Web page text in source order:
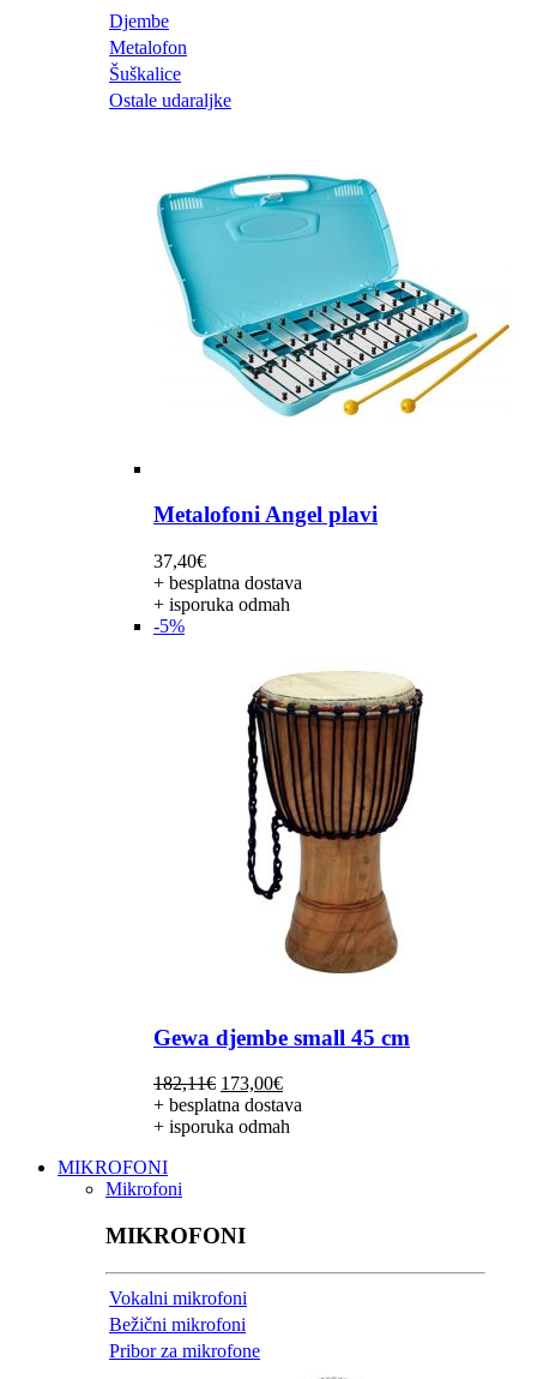
Djembe
Metalofon
Šuškalice
Ostale udaraljke
Metalofoni Angel plavi
37,40€
+ besplatna dostava
+ isporuka odmah
-5%
Gewa djembe small 45 cm
182,11€ Izvorna
cijena
bila
173,00€Trenutna
cijena
je:
+ besplatna dostava
+ isporuka odmah
MIKROFONI
Mikrofoni
MIKROFONI
Vokalni mikrofoni
Bežični mikrofoni
Pribor za mikrofone